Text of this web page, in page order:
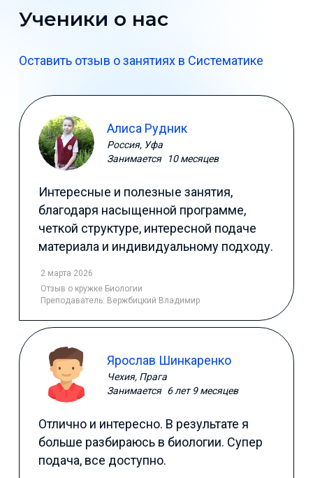
Ученики о нас
Оставить отзыв о занятиях в Систематике
Алиса Рудник
Россия, Уфа
Занимается
10 месяцев
Интересные и полезные занятия,
благодаря насыщенной программе,
четкой структуре, интересной подаче
материала и индивидуальному подходу.
2 марта 2026
Отзыв о кружке Биологии
Преподаватель: Вержбицкий Владимир
Ярослав Шинкаренко
Чехия, Прага
Занимается 6 лет 9 месяцев
Отлично и интересно. В результате я
больше разбираюсь в биологии. Супер
подача, все доступно.